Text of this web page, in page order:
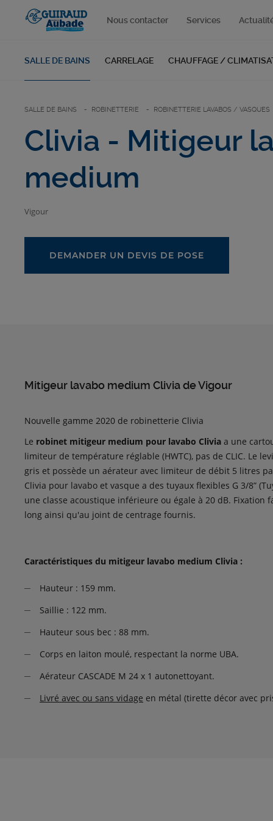
SALLE DE BAINS CARRELAGE CHAUFFAGE /
Nous contacter Services
SALLE DE BAINS ROBINETTERIE ROBINETTERIE LAVABOS / VASQUES
Clivia - Mitigeur
medium
Vigour
Mitigeur lavabo medium Clivia de Vigour
Nouvelle gamme 2020 de robinetterie Clivia
Le robinet mitigeur medium pour lavabo Clivia a une
limiteur de température réglable (HWTC), pas de CLIC. Le
gris et possède un aérateur avec limiteur de débit 5 litres
Clivia pour lavabo et vasque a des tuyaux flexibles G 3/8”
une classe acoustique inférieure ou égale à 20 dB. Fixation
long ainsi qu'au joint de centrage fournis.
Caractéristiques du mitigeur lavabo medium Clivia :
Hauteur : 159 mm.
Saillie : 122 mm.
Hauteur sous bec : 88 mm.
Corps en laiton moulé, respectant la norme UBA.
Aérateur CASCADE M 24 x 1 autonettoyant.
Livré avec ou sans vidage en métal (tirette décor avec